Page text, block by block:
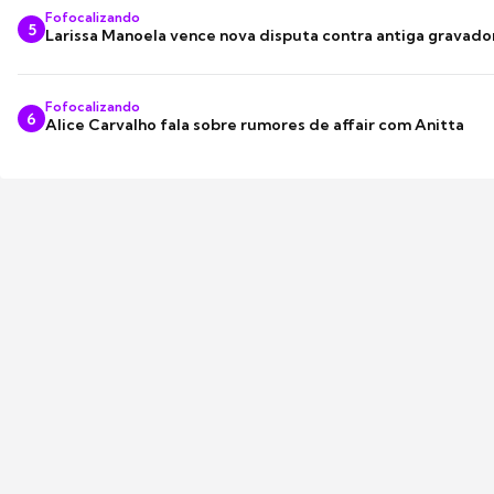
5
Fofocalizando
Larissa Manoela vence nova disputa contra antiga
6
Fofocalizando
Alice Carvalho fala sobre rumores de affair com Anitta